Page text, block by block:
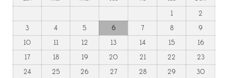
1
2
3
4 5 6 7 8
9
10
11 12 13 14 15
16
17
18 19 20 21 22
23
24
25 26 27 28 29
30